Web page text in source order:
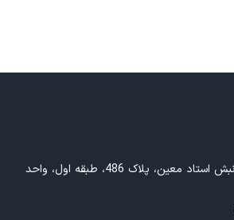
تهران، خیابان آزادی، نبش استاد معین، پلاک 486، طبقه اول، واحد